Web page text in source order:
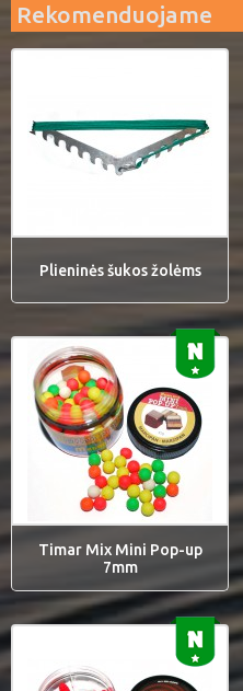
Rekomenduojame
Plieninės šukos žolėms
Timar Mix Mini Pop-up
7mm